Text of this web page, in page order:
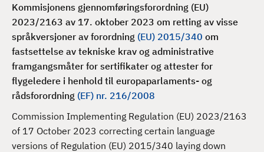
Kommisjonens gjennomføringsforordning (EU)
2023/2163 av 17. oktober 2023 om retting av visse
språkversjoner av forordning (EU) 2015/340 om
fastsettelse av tekniske krav og administrative
framgangsmåter for sertifikater og attester for
flygeledere i henhold til europaparlaments- og
rådsforordning (EF) nr. 216/2008
Commission Implementing Regulation (EU) 2023/2163
of 17 October 2023 correcting certain language
versions of Regulation (EU) 2015/340 laying down